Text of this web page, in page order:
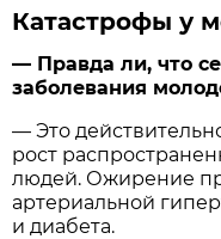
Катастрофы у
— Правда ли, что
заболевания
— Это
рост
людей. Ожирение
артериальной
и диабета.